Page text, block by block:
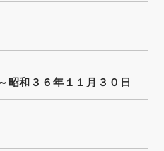
昭和３６年１１月３０日